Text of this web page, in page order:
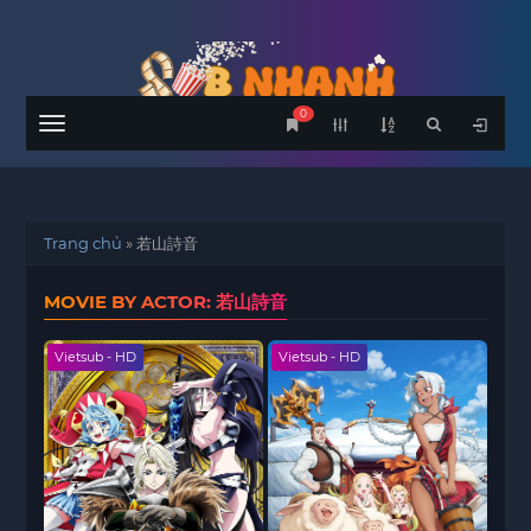
Menu
0
Trang chủ » 若山詩音
MOVIE BY ACTOR: 若山詩音
Vietsub - HD Vietsub - HD